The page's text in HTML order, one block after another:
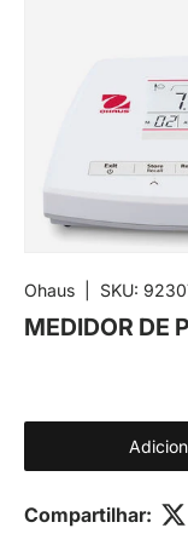
Ohaus SKU:
MEDIDOR DE
Compartilhar: